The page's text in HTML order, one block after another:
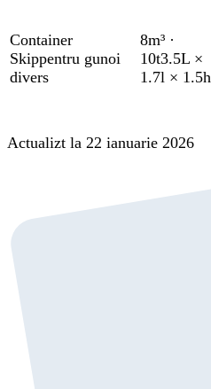
Container
Skippentru gunoi
divers
8m³ ·
10t3.5L ×
1.7l × 1.5h
Actualizt la 22 ianuarie 2026